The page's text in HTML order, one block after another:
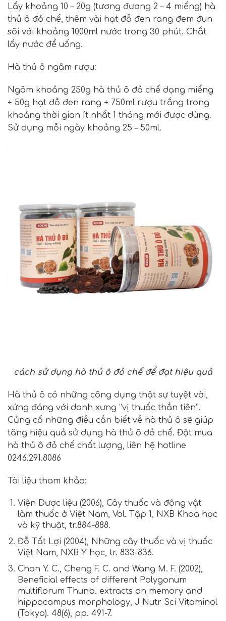
Lấy khoảng 10 – 20g (tương đương 2 – 4 miếng) hà
thủ ô đỏ chế, thêm vài hạt đỗ đen rang đem đun
sôi với khoảng 1000ml nước trong 30 phút. Chắt
lấy nước để uống.
Hà thủ ô ngâm rượu:
Ngâm khoảng 250g hà thủ ô đỏ chế dạng miếng
+ 50g hạt đỗ đen rang + 750ml rượu trắng trong
khoảng thời gian ít nhất 1 tháng mới được dùng.
Sử dụng mỗi ngày khoảng 25 – 50ml.
cách sử dụng hà thủ ô đỏ chế để đạt hiệu quả
Hà thủ ô có những công dụng thật sự tuyệt vời,
xứng đáng với danh xưng “vị thuốc thần tiên”.
Củng cố những điều cần biết về hà thủ ô sẽ giúp
tăng hiệu quả sử dụng hà thủ ô đỏ chế. Đặt mua
hà thủ ô đỏ chế chất lượng, liên hệ hotline
0246.291.8086
Tài liệu tham khảo:
Viện Dược liệu (2006), Cây thuốc và động vật
làm thuốc ở Việt Nam, Vol. Tập 1, NXB Khoa học
và kỹ thuật, tr.884-888.
Đỗ Tất Lợi (2004), Những cây thuốc và vị thuốc
Việt Nam, NXB Y học, tr. 833-836.
Chan Y. C., Cheng F. C. and Wang M. F. (2002),
Beneficial effects of different Polygonum
multiflorum Thunb. extracts on memory and
hippocampus morphology, J Nutr Sci Vitaminol
(Tokyo). 48(6), pp. 491-7.